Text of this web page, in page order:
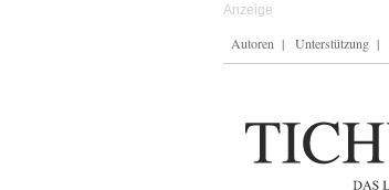
Autoren Unterstützung